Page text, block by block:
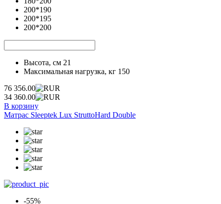
200*190
200*195
200*200
Высота, см 21
Максимальная нагрузка, кг 150
76 356.00
34 360.00
В корзину
Матрас Sleeptek Lux StruttoHard Double
-55%